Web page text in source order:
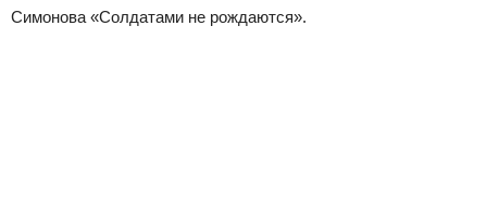
Симонова «Солдатами не рождаются».